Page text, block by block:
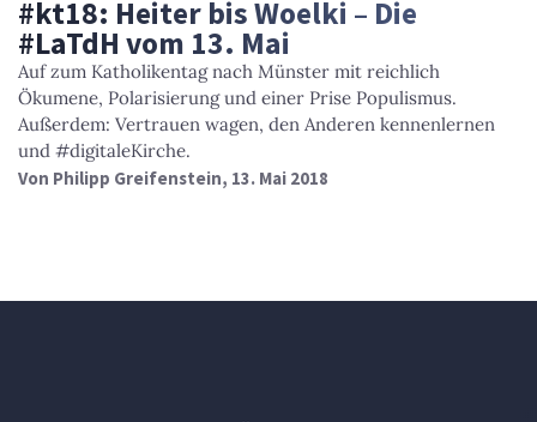
#kt18: Heiter bis Woelki – Die
#LaTdH vom 13. Mai
Auf zum Katholikentag nach Münster mit reichlich
Ökumene, Polarisierung und einer Prise Populismus.
Außerdem: Vertrauen wagen, den Anderen kennenlernen
und #digitaleKirche.
Von Philipp Greifenstein, 13. Mai 2018